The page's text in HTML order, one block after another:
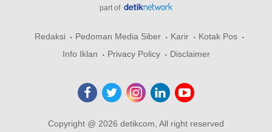
part of
Redaksi Pedoman Media Siber Karir
Kotak Pos
Info Iklan
Privacy Policy Disclaimer
Copyright @ 2026 detikcom, All right reserved